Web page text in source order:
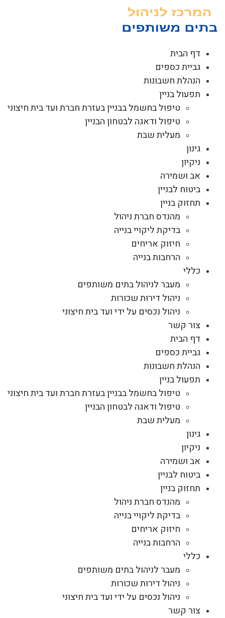
דף הבית
גביית כספים
הנהלת חשבונות
תפעול בניין
טיפול בחשמל בבניין בעזרת חברת ועד בית חיצוני
טיפול ודאגה לבטחון הבניין
מעלית שבת
גינון
ניקיון
אב ושמירה
ביטוח לבניין
תחזוק בניין
מהנדס חברת ניהול
בדיקת ליקויי בנייה
חיזוק אריחים
הרחבות בנייה
כללי
מעבר לניהול בתים משותפים
ניהול דירות שכורות
ניהול נכסים על ידי ועד בית חיצוני
צור קשר
דף הבית
גביית כספים
הנהלת חשבונות
תפעול בניין
טיפול בחשמל בבניין בעזרת חברת ועד בית חיצוני
טיפול ודאגה לבטחון הבניין
מעלית שבת
גינון
ניקיון
אב ושמירה
ביטוח לבניין
תחזוק בניין
מהנדס חברת ניהול
בדיקת ליקויי בנייה
חיזוק אריחים
הרחבות בנייה
כללי
מעבר לניהול בתים משותפים
ניהול דירות שכורות
ניהול נכסים על ידי ועד בית חיצוני
צור קשר